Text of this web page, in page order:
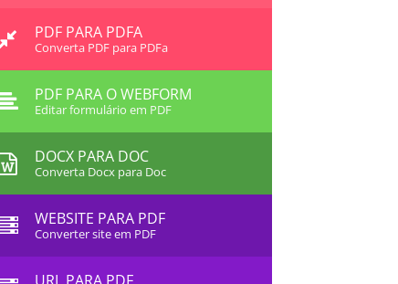
PDF PARA PDFA
Converta PDF para PDFa
PDF PARA O WEBFORM
Editar formulário em PDF
DOCX PARA DOC
Converta Docx para Doc
WEBSITE PARA PDF
Converter site em PDF